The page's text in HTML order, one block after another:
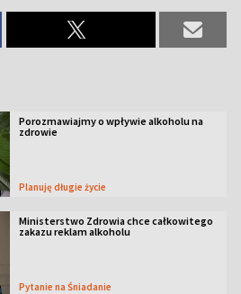
Porozmawiajmy o wpływie alkoholu na
zdrowie
Planuję długie życie
Ministerstwo Zdrowia chce całkowitego
zakazu reklam alkoholu
Pytanie na Śniadanie